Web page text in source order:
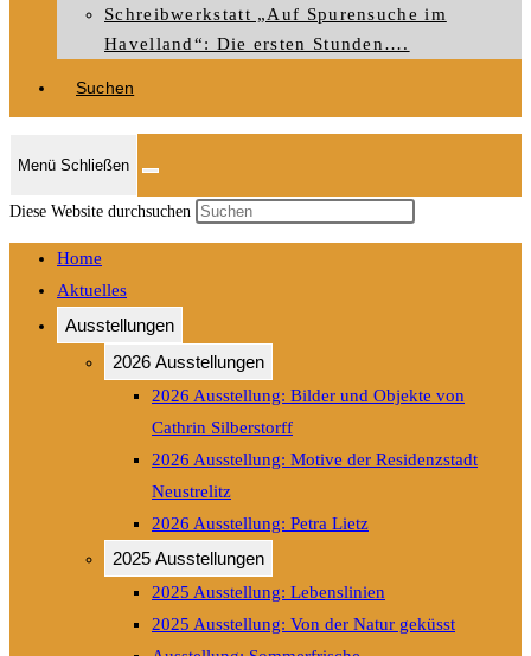
Schreibwerkstatt „Auf Spurensuche im
Havelland“: Die ersten Stunden….
Suchen
Menü Schließen
Diese Website durchsuchen
Escape
panel.
Home
Aktuelles
Ausstellungen
2026 Ausstellungen
2026 Ausstellung: Bilder und Objekte von
Cathrin Silberstorff
2026 Ausstellung: Motive der Residenzstadt
Neustrelitz
2026 Ausstellung: Petra Lietz
2025 Ausstellungen
2025 Ausstellung: Lebenslinien
2025 Ausstellung: Von der Natur geküsst